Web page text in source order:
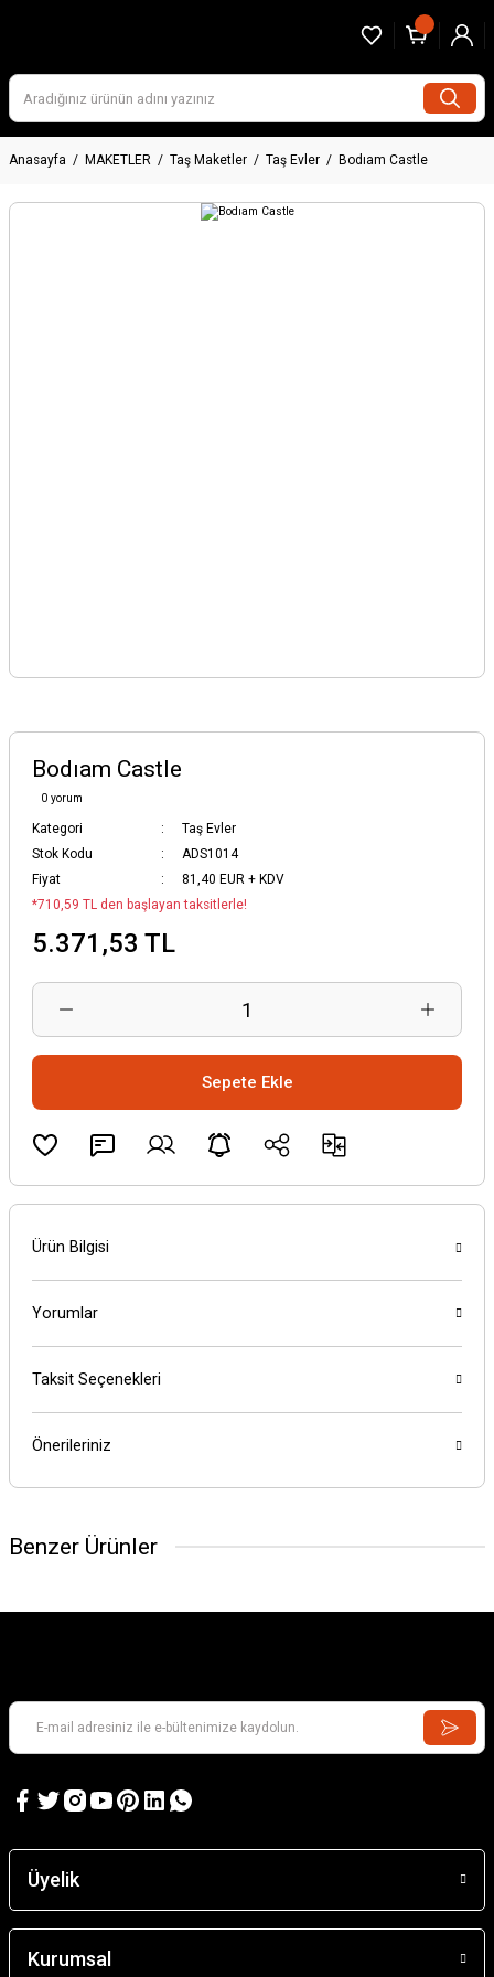
Anasayfa MAKETLER Taş Maketler Taş Evler Bodıam Castle
Bodıam Castle
0 yorum
Kategori
Taş Evler
Stok Kodu
ADS1014
Fiyat
81,40 EUR + KDV
*710,59 TL den başlayan taksitlerle!
5.371,53 TL
Sepete Ekle
Ürün Bilgisi
Yorumlar
Taksit Seçenekleri
Önerileriniz
Benzer Ürünler
4.200,22 TL
Barn
Üyelik
Kurumsal